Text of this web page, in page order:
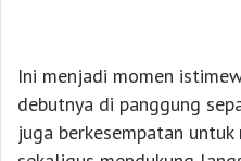
Ini menjadi momen
debutnya di panggung
juga berkesempatan